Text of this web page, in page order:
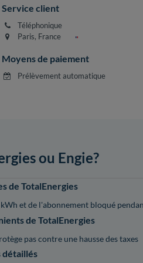
Service client
Téléphonique
Paris, France
Moyens de paiement
Prélèvement automatique
ou Engie?
de TotalEnergies
et de l'abonnement bloqué
de TotalEnergies
pas contre une hausse des taxes
détaillés